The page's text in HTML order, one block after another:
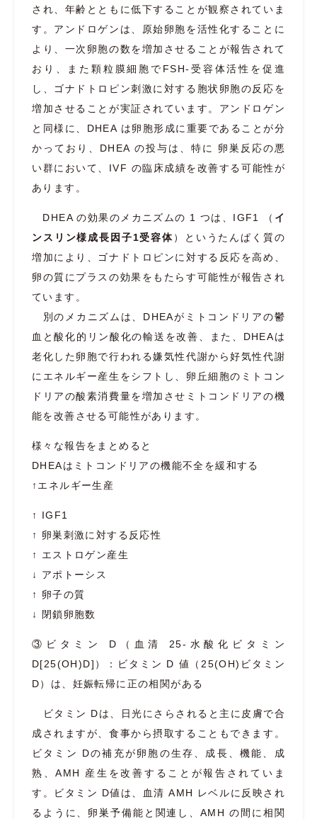
され、年齢とともに低下することが観察されていま
す。アンドロゲンは、原始卵胞を活性化することに
より、一次卵胞の数を増加させることが報告されて
おり、また顆粒膜細胞でFSH-受容体活性を促進
し、ゴナドトロピン刺激に対する胞状卵胞の反応を
増加させることが実証されています。アンドロゲン
と同様に、DHEA は卵胞形成に重要であることが分
かっており、DHEA の投与は、特に 卵巣反応の悪
い群において、IVF の臨床成績を改善する可能性が
あります。
DHEA の効果のメカニズムの 1 つは、IGF1 （ イ
ンスリン様成長因子1受容体）というたんぱく質の
増加により、ゴナドトロピンに対する反応を高め、
卵の質にプラスの効果をもたらす可能性が報告され
ています。
別のメカニズムは、DHEAがミトコンドリアの鬱
血と酸化的リン酸化の輸送を改善、また、DHEAは
老化した卵胞で行われる嫌気性代謝から好気性代謝
にエネルギー産生をシフトし、卵丘細胞のミトコン
ドリアの酸素消費量を増加させミトコンドリアの機
能を改善させる可能性があります。
様々な報告をまとめると
DHEAはミトコンドリアの機能不全を緩和する
↑エネルギー生産
↑ IGF1
↑ 卵巣刺激に対する反応性
↑ エストロゲン産生
↓ アポトーシス
↑ 卵子の質
↓ 閉鎖卵胞数
③ビタミン D（血清 25-水酸化ビタミン
D[25(OH)D]）：ビタミン D 値（25(OH)ビタミン
D）は、妊娠転帰に正の相関がある
ビタミン Dは、日光にさらされると主に皮膚で合
成されますが、食事から摂取することもできます。
ビタミン Dの補充が卵胞の生存、成長、機能、成
熟、AMH 産生を改善することが報告されていま
す。ビタミン D値は、血清 AMH レベルに反映され
るように、卵巣予備能と関連し、AMH の間に相関